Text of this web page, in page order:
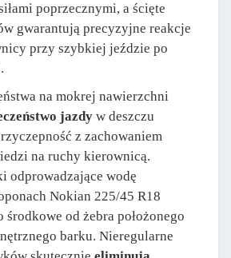
poprzecznymi, a ścięte
gwarantują precyzyjne reakcje
przy szybkiej jeździe po
na mokrej nawierzchni
jazdy w deszczu
z zachowaniem
na ruchy kierownicą.
odprowadzające wodę
Nokian 225/45 R18
środkowe od żebra położonego
barku. Nieregularne